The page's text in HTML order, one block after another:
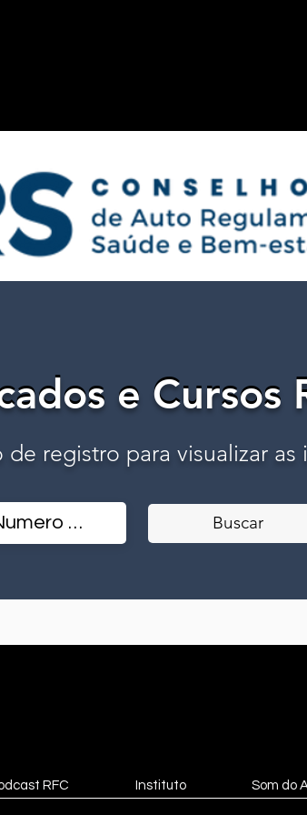
e Cursos
e Cursos
registro para visualizar as
Buscar
RFC Instituto Som do